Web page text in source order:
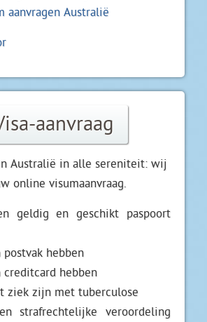
aanvragen Australië
aanvraag
Australië in alle sereniteit: wij
online visumaanvraag.
geldig en geschikt paspoort
hebben
creditcard hebben
ziek zijn met tuberculose
strafrechtelijke veroordeling